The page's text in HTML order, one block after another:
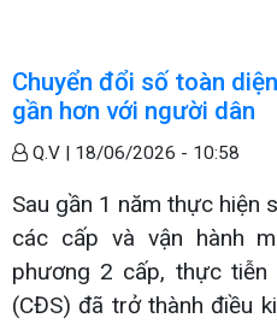
Chuyển đổi số toàn
gần hơn với người dân
Q.V | 18/06/2026 - 10:58
Sau gần 1 năm thực hiện
các cấp và vận hành
phương 2 cấp, thực tiễn
(CĐS) đã trở thành điều